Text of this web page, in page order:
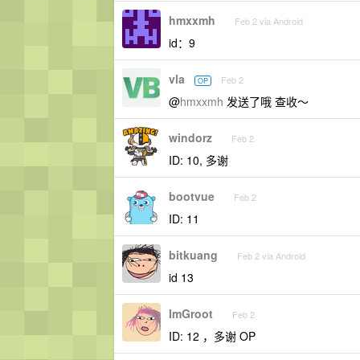
hmxxmh Feb 2 via Android
id：9
vla OP Feb 2
@hmxxmh 发送了哦 查收～
windorz Feb 2
ID: 10, 多谢
bootvue Feb 2
ID: 11
bitkuang Feb 2 via Android
id 13
ImGroot Feb 2
ID: 12 ，多谢 OP